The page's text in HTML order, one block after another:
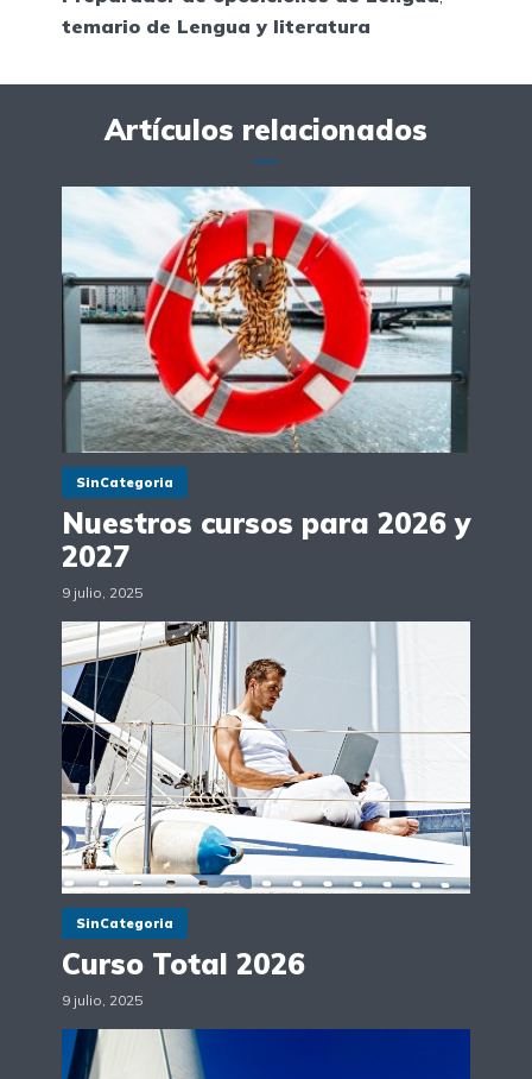
temario de Lengua y literatura
Artículos relacionados
SinCategoria
Nuestros cursos para 2026 y
2027
9 julio, 2025
SinCategoria
Curso Total 2026
9 julio, 2025